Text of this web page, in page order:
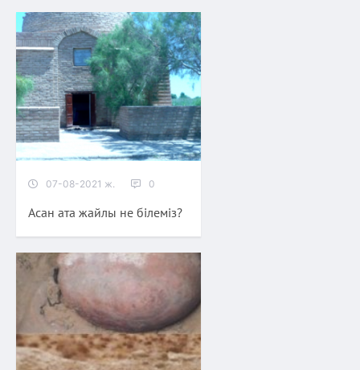
07-08-2021 ж. 0
Асан ата жайлы не білеміз?